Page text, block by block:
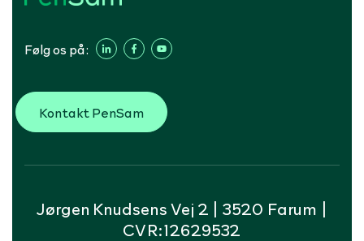
Følg os på:
Kontakt PenSam
Jørgen Knudsens Vej 2 | 3520 Farum |
CVR:12629532